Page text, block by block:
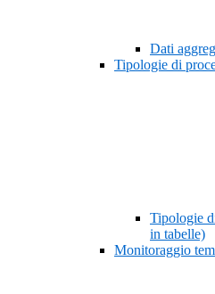
Dati
Tipologie di
Tipologie
in tabelle)
Monitoraggio